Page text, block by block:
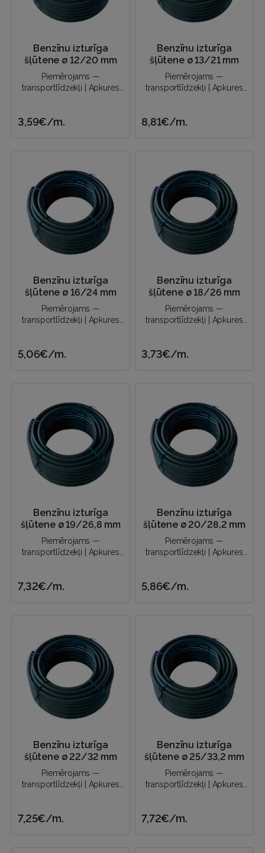
Benzīnu izturīga
šļūtene ø 12/20 mm
Piemērojams —
transportlīdzekļi | Apkures
un a..
3,59€/m.
Benzīnu izturīga
šļūtene ø 13/21 mm
Piemērojams —
transportlīdzekļi | Apkures
8,81€/m.
Benzīnu izturīga
šļūtene ø 16/24 mm
Piemērojams —
transportlīdzekļi | Apkures
un a..
5,06€/m.
Benzīnu izturīga
šļūtene ø 18/26 mm
Piemērojams —
transportlīdzekļi | Apkures
un a..
3,73€/m.
Benzīnu izturīga
šļūtene ø 19/26,8 mm
Piemērojams —
transportlīdzekļi | Apkures
un a..
7,32€/m.
Benzīnu izturīga
šļūtene ø 20/28,2 mm
Piemērojams —
transportlīdzekļi | Apkures
un a..
5,86€/m.
Benzīnu izturīga
šļūtene ø 22/32 mm
Piemērojams —
transportlīdzekļi | Apkures
7,25€/m.
Benzīnu izturīga
šļūtene ø 25/33,2 mm
Piemērojams —
transportlīdzekļi | Apkures
7,72€/m.